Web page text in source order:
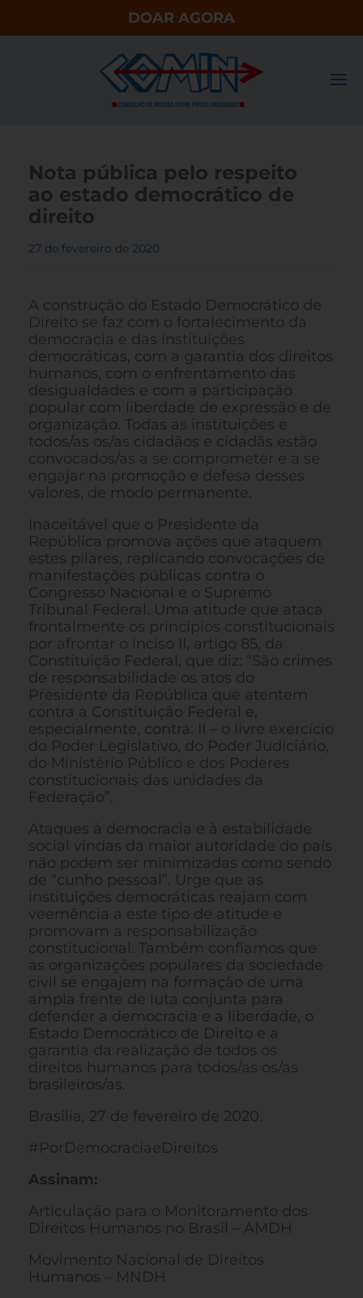
DOAR AGORA
Nota pública pelo respeito
ao estado democrático de
direito
27 de fevereiro de 2020
A construção do Estado Democrático de
Direito se faz com o fortalecimento da
democracia e das instituições
democráticas, com a garantia dos direitos
humanos, com o enfrentamento das
desigualdades e com a participação
popular com liberdade de expressão e de
organização. Todas as instituições e
todos/as os/as cidadãos e cidadãs estão
convocados/as a se comprometer e a se
engajar na promoção e defesa desses
valores, de modo permanente.
Inaceitável que o Presidente da
República promova ações que ataquem
estes pilares, replicando convocações de
manifestações públicas contra o
Congresso Nacional e o Supremo
Tribunal Federal. Uma atitude que ataca
frontalmente os princípios constitucionais
por afrontar o inciso II, artigo 85, da
Constituição Federal, que diz: “São crimes
de responsabilidade os atos do
Presidente da República que atentem
contra a Constituição Federal e,
especialmente, contra: II – o livre exercício
do Poder Legislativo, do Poder Judiciário,
do Ministério Público e dos Poderes
constitucionais das unidades da
Federação”.
Ataques à democracia e à estabilidade
social vindas da maior autoridade do país
não podem ser minimizadas como sendo
de “cunho pessoal”. Urge que as
instituições democráticas reajam com
veemência a este tipo de atitude e
promovam a responsabilização
constitucional. Também confiamos que
as organizações populares da sociedade
civil se engajem na formação de uma
ampla frente de luta conjunta para
defender a democracia e a liberdade, o
Estado Democrático de Direito e a
garantia da realização de todos os
direitos humanos para todos/as os/as
brasileiros/as.
Brasília, 27 de fevereiro de 2020.
#PorDemocraciaeDireitos
Assinam:
Articulação para o Monitoramento dos
Direitos Humanos no Brasil – AMDH
Movimento Nacional de Direitos
Humanos – MNDH